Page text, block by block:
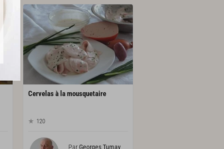
Cervelasà lamousquetaire
120
ParGeorges Tumay